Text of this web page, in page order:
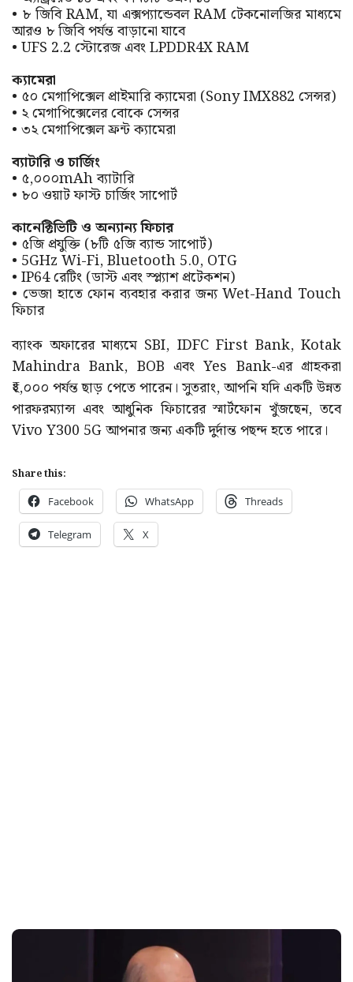
• ৮ জিবি RAM, যা এক্সপ্যান্ডেবল RAM টেকনোলজির মাধ্যমে
আরও ৮ জিবি পর্যন্ত বাড়ানো যাবে
• UFS 2.2 স্টোরেজ এবং LPDDR4X RAM
ক্যামেরা
• ৫০ মেগাপিক্সেল প্রাইমারি ক্যামেরা (Sony IMX882 সেন্সর)
• ২ মেগাপিক্সেলের বোকে সেন্সর
• ৩২ মেগাপিক্সেল ফ্রন্ট ক্যামেরা
ব্যাটারি ও চার্জিং
• ৫,০০০mAh ব্যাটারি
• ৮০ ওয়াট ফাস্ট চার্জিং সাপোর্ট
কানেক্টিভিটি ও অন্যান্য ফিচার
• ৫জি প্রযুক্তি (৮টি ৫জি ব্যান্ড সাপোর্ট)
• 5GHz Wi-Fi, Bluetooth 5.0, OTG
• IP64 রেটিং (ডাস্ট এবং স্প্ল্যাশ প্রটেকশন)
• ভেজা হাতে ফোন ব্যবহার করার জন্য Wet-Hand Touch
ফিচার
ব্যাংক অফারের মাধ্যমে SBI, IDFC First Bank, Kotak
Mahindra Bank, BOB এবং Yes Bank-এর গ্রাহকরা
₹২,০০০ পর্যন্ত ছাড় পেতে পারেন। সুতরাং, আপনি যদি একটি উন্নত
পারফরম্যান্স এবং আধুনিক ফিচারের স্মার্টফোন খুঁজছেন, তবে
Vivo Y300 5G আপনার জন্য একটি দুর্দান্ত পছন্দ হতে পারে।
Share this:
Facebook WhatsApp Threads
Telegram X